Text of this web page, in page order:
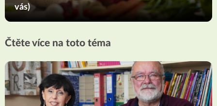
vás)
Čtěte více na toto téma